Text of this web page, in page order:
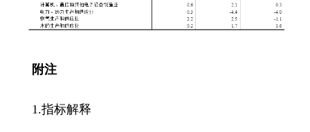
附注
1.指标解释